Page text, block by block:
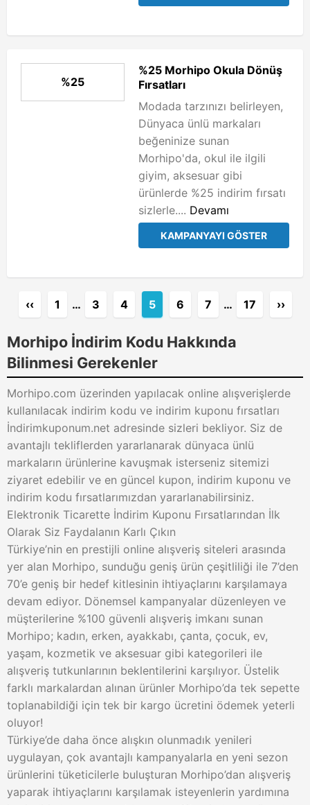
%25
%25 Morhipo Okula Dönüş
Fırsatları
Modada tarzınızı belirleyen,
Dünyaca ünlü markaları
beğeninize sunan
Morhipo'da, okul ile ilgili
giyim, aksesuar gibi
ürünlerde %25 indirim fırsatı
sizlerle.... Devamı
KAMPANYAYI GÖSTER
‹‹ 1 … 3 4 5 6 7 … 17 ››
Morhipo İndirim Kodu Hakkında
Bilinmesi Gerekenler
Morhipo.com üzerinden yapılacak online alışverişlerde
kullanılacak indirim kodu ve indirim kuponu fırsatları
İndirimkuponum.net adresinde sizleri bekliyor. Siz de
avantajlı tekliflerden yararlanarak dünyaca ünlü
markaların ürünlerine kavuşmak isterseniz sitemizi
ziyaret edebilir ve en güncel kupon, indirim kuponu ve
indirim kodu fırsatlarımızdan yararlanabilirsiniz.
Elektronik Ticarette İndirim Kuponu Fırsatlarından İlk
Olarak Siz Faydalanın Karlı Çıkın
Türkiye’nin en prestijli online alışveriş siteleri arasında
yer alan Morhipo, sunduğu geniş ürün çeşitliliği ile 7’den
70’e geniş bir hedef kitlesinin ihtiyaçlarını karşılamaya
devam ediyor. Dönemsel kampanyalar düzenleyen ve
müşterilerine %100 güvenli alışveriş imkanı sunan
Morhipo; kadın, erken, ayakkabı, çanta, çocuk, ev,
yaşam, kozmetik ve aksesuar gibi kategorileri ile
alışveriş tutkunlarının beklentilerini karşılıyor. Üstelik
farklı markalardan alınan ürünler Morhipo’da tek sepette
toplanabildiği için tek bir kargo ücretini ödemek yeterli
oluyor!
Türkiye’de daha önce alışkın olunmadık yenileri
uygulayan, çok avantajlı kampanyalarla en yeni sezon
ürünlerini tüketicilerle buluşturan Morhipo’dan alışveriş
yaparak ihtiyaçlarını karşılamak isteyenlerin yardımına